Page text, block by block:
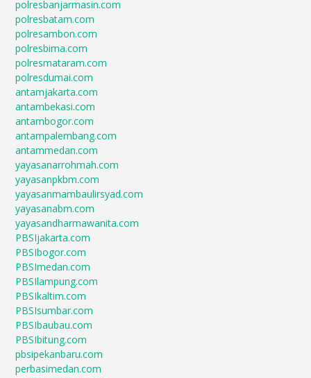
polresbanjarmasin.com
polresbatam.com
polresambon.com
polresbima.com
polresmataram.com
polresdumai.com
antamjakarta.com
antambekasi.com
antambogor.com
antampalembang.com
antammedan.com
yayasanarrohmah.com
yayasanpkbm.com
yayasanmambaulirsyad.com
yayasanabm.com
yayasandharmawanita.com
PBSIjakarta.com
PBSIbogor.com
PBSImedan.com
PBSIlampung.com
PBSIkaltim.com
PBSIsumbar.com
PBSIbaubau.com
PBSIbitung.com
pbsipekanbaru.com
perbasimedan.com